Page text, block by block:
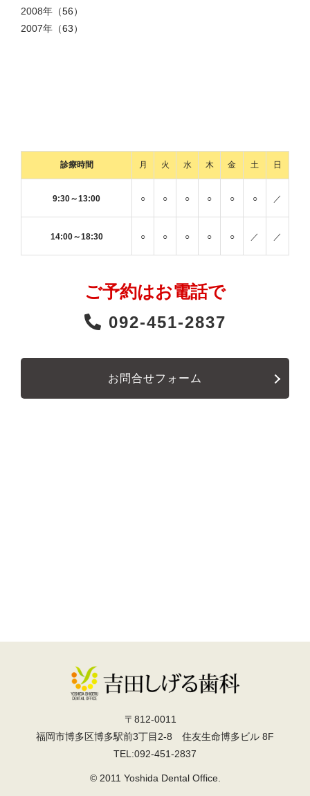
2008年 （56）
2007年 （63）
診療時間 月 火 水 木 金 土 日
9:30～13:00 ○ ○ ○ ○ ○ ○ ／
14:00～18:30 ○ ○ ○ ○ ○ ／ ／
ご予約はお電話で
092-451-2837
お問合せフォーム
〒812-0011
福岡市博多区博多駅前3丁目2-8 住友生命博多ビル 8F
TEL:092-451-2837
© 2011 Yoshida Dental Office.